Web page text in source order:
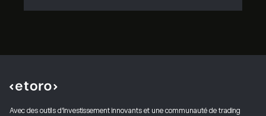
Avec des outils d'investissement innovants et une communauté de trading